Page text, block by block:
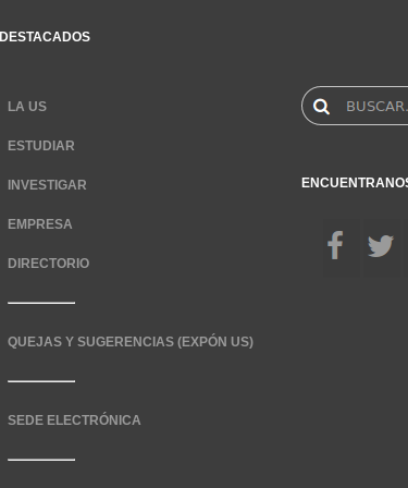
DESTACADOS
LA US
ESTUDIAR
INVESTIGAR
EMPRESA
DIRECTORIO
QUEJAS Y SUGERENCIAS (EXPÓN US)
SEDE ELECTRÓNICA